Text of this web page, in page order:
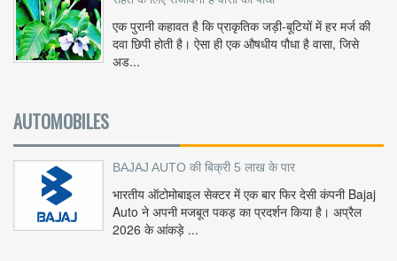
एक पुरानी कहावत है कि प्राकृतिक जड़ी-बूटियों में हर मर्ज की
दवा छिपी होती है। ऐसा ही एक औषधीय पौधा है वासा, जिसे
अड...
AUTOMOBILES
BAJAJ AUTO की बिक्री 5 लाख के पार
भारतीय ऑटोमोबाइल सेक्टर में एक बार फिर देसी कंपनी Bajaj
Auto ने अपनी मजबूत पकड़ का प्रदर्शन किया है। अप्रैल
2026 के आंकड़े ...